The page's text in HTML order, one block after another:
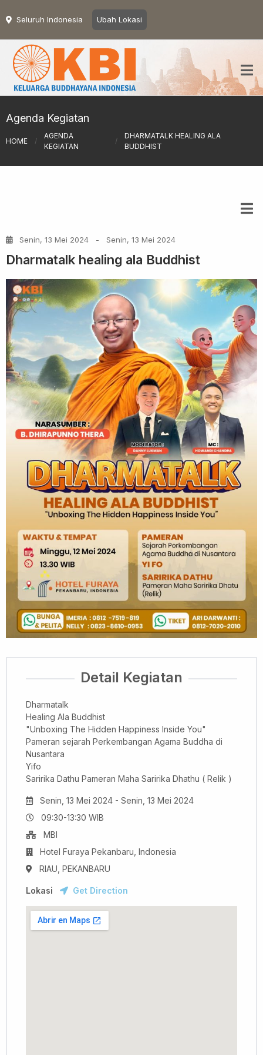
Seluruh Indonesia Ubah Lokasi
Agenda Kegiatan
HOME /
AGENDA
KEGIATAN
/
DHARMATALK HEALING ALA
BUDDHIST
Senin, 13 Mei 2024 - Senin, 13 Mei 2024
Dharmatalk healing ala Buddhist
Detail Kegiatan
Dharmatalk
Healing Ala Buddhist
"Unboxing The Hidden Happiness Inside You"
Pameran sejarah Perkembangan Agama Buddha di
Nusantara
Yifo
Saririka Dathu Pameran Maha Saririka Dhathu ( Relik )
Senin, 13 Mei 2024 - Senin, 13 Mei 2024
09:30-13:30 WIB
MBI
Hotel Furaya Pekanbaru, Indonesia
RIAU, PEKANBARU
Lokasi Get Direction